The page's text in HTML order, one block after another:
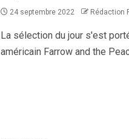
24 septembre 2022 Rédaction
La sélection du jour s'est
américain Farrow and the